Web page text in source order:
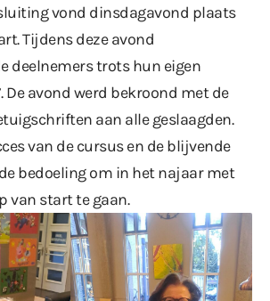
vond dinsdagavond plaats
Tijdens deze avond
deelnemers trots hun eigen
De avond werd bekroond met de
aan alle geslaagden.
van de cursus en de blijvende
bedoeling om in het najaar met
van start te gaan.